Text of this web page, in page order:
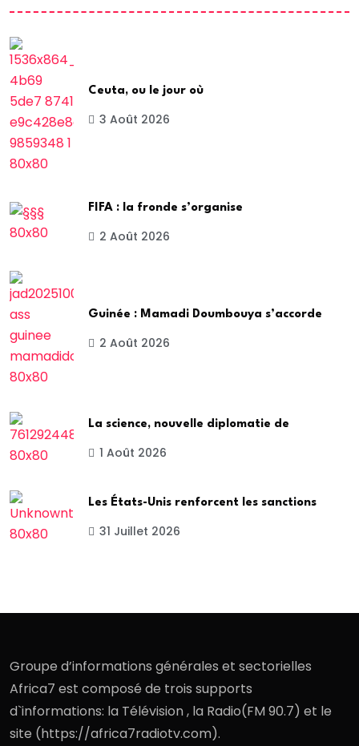
Ceuta, ou le jour où
3 Août 2026
FIFA : la fronde s’organise
2 Août 2026
Guinée : Mamadi Doumbouya s’accorde
2 Août 2026
La science, nouvelle diplomatie de
1 Août 2026
Les États-Unis renforcent les sanctions
31 Juillet 2026
Groupe d’informations générales et sectorielles
Africa7 est composé de trois supports
d`informations: la Télévision , la Radio(FM 90.7) et le
site (https://africa7radiotv.com).